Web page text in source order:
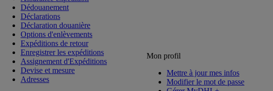
Dédouanement
Déclarations
Déclaration douanière
Options d'enlèvements
Expéditions de retour
Enregistrer les expéditions
Assignement d'Expéditions
Devise et mesure
Adresses
Mon profil
Mettre à jour mes infos
Modifier le mot de passe